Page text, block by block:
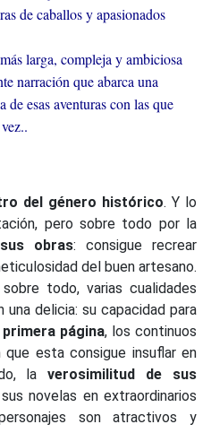
de caballos y apasionados
larga, compleja y ambiciosa
narración que abarca una
esas aventuras con las que
del género histórico. Y lo
pero sobre todo por la
obras: consigue recrear
del buen artesano.
todo, varias cualidades
delicia: su capacidad para
página, los continuos
que esta consigue insuflar en
laverosimilitud de sus
novelas en extraordinarios
son atractivos y